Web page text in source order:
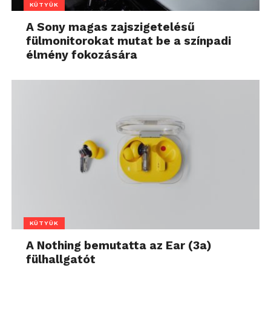
KÜTYÜK
A Sony magas zajszigetelésű
fülmonitorokat mutat be a színpadi
élmény fokozására
KÜTYÜK
A Nothing bemutatta az Ear (3a)
fülhallgatót